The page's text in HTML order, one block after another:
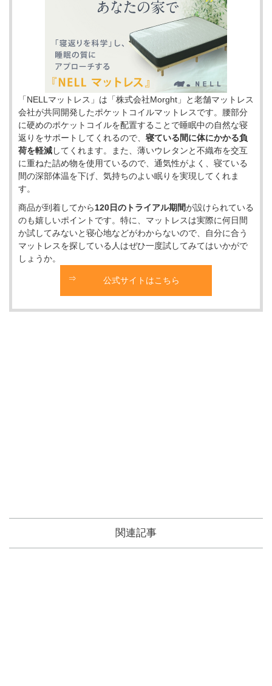
「NELLマットレス」は「株式会社Morght」と老舗マットレス
会社が共同開発したポケットコイルマットレスです。腰部分
に硬めのポケットコイルを配置することで睡眠中の自然な寝
返りをサポートしてくれるので、 寝ている間に体にかかる負
荷を軽減してくれます。また、薄いウレタンと不織布を交互
に重ねた詰め物を使用ているので、通気性がよく、寝ている
間の深部体温を下げ、気持ちのよい眠りを実現してくれま
す。
商品が到着してから120日のトライアル期間が設けられている
のも嬉しいポイントです。特に、マットレスは実際に何日間
か試してみないと寝心地などがわからないので、自分に合う
マットレスを探している人はぜひ一度試してみてはいかがで
しょうか。
公式サイトはこちら
関連記事